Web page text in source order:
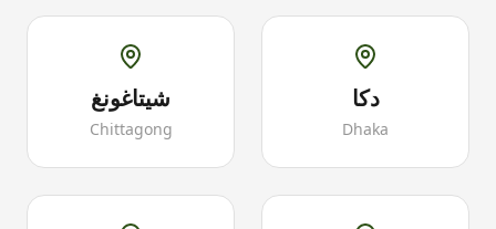
دكا
Dhaka
شيتاغونغ
Chittagong